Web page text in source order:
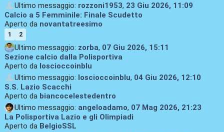
Ultimo messaggio: rozzoni1953, 23 Giu 2026, 11:09
Calcio a 5 Femminile: Finale Scudetto
Aperto da novantatreesimo
1 2
Ultimo messaggio: zorba, 07 Giu 2026, 15:11
Sezione calcio dalla Polisportiva
Aperto da loscioccoinblu
Ultimo messaggio: loscioccoinblu, 04 Giu 2026, 12:10
S.S. Lazio Scacchi
Aperto da biancocelestedentro
Ultimo messaggio: angeloadamo, 07 Mag 2026, 21:23
La Polisportiva Lazio e gli Olimpiadi
Aperto da BelgioSSL